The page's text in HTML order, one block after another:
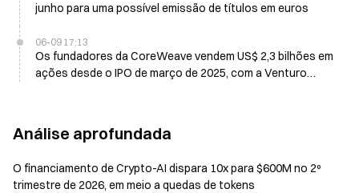
junho para uma possível emissão de títulos em euros
06-09 17:13
Os fundadores da CoreWeave vendem US$ 2,3 bilhões em
ações desde o IPO de março de 2025, com a Venturo
Análise aprofundada
O financiamento de Crypto-AI dispara 10x para $600M no 2º
trimestre de 2026, em meio a quedas de tokens